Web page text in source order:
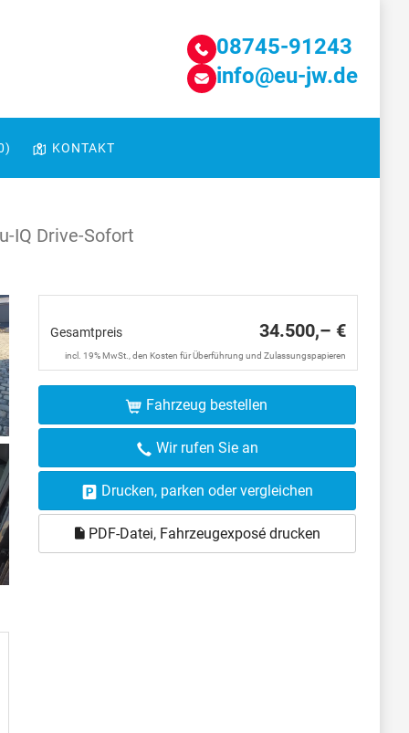
08745-91243
info@eu-jw.de
) KONTAKT
IQ Drive-Sofort
Gesamtpreis 34.500,– €
incl. 19% MwSt., den Kosten für Überführung und Zulassungspapieren
Fahrzeug bestellen
Wir rufen Sie an
Drucken, parken oder vergleichen
PDF-Datei, Fahrzeugexposé drucken